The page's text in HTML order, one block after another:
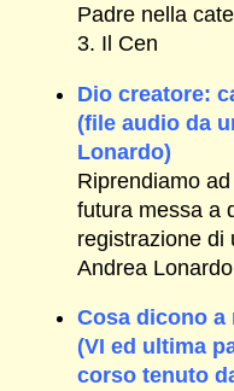
Padre nella
3. Il Cen
Dio creatore:
(file audio da
Lonardo)
Riprendiamo
futura messa a
registrazione di
Andrea
Cosa dicono
(VI ed ultima
corso tenuto